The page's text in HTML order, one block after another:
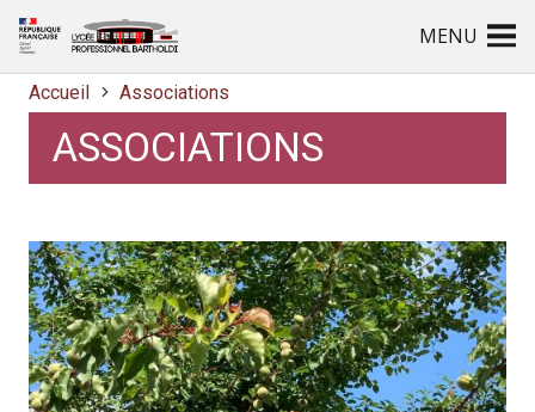
MENU
Accueil Associations
ASSOCIATIONS